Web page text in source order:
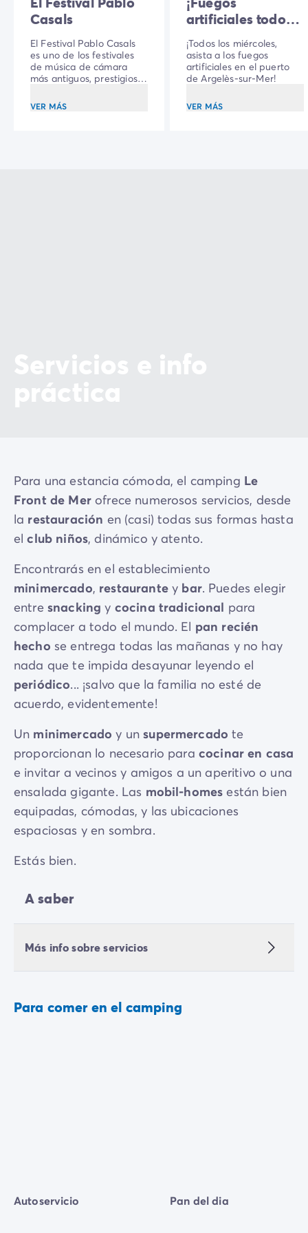
Casals
El Festival Pablo Casals
es uno de los festivales
de música de cámara
más antiguos, prestigiosos
VER MÁS
artificiales todos
los miércoles!
¡Todos los miércoles,
asista a los fuegos
artificiales en el puerto
de Argelès-sur-Mer!
VER MÁS
Para una estancia cómoda, el camping Le
Front de Merofrece numerosos servicios, desde
la restauración en (casi) todas sus formas hasta
elclub niños, dinámico y atento.
Encontrarás en el establecimiento
minimercado, restaurantey bar. Puedes elegir
entre snackingy cocina tradicional para
complacer a todo el mundo. El pan recién
hecho se entrega todas las mañanas y no hay
nada que te impida desayunar leyendo el
periódico... ¡salvo que la familia no esté de
acuerdo, evidentemente!
Un minimercado y unsupermercado te
proporcionan lo necesario para cocinar en casa
e invitar a vecinos y amigos a un aperitivo o una
ensalada gigante. Las mobil-homes están bien
equipadas, cómodas, y las ubicaciones
espaciosas y en sombra.
Estás bien.
A saber
Más info sobre servicios
Para comer en el camping
Autoservicio Pan del dia